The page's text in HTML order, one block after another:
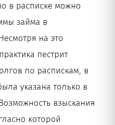
в расписке можно
займа в
на это
пестрит
по распискам, в
указана только в
взыскания
которой